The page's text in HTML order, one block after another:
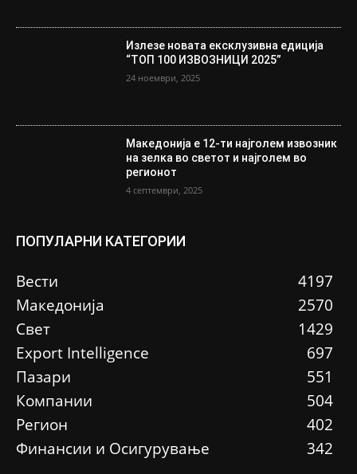
Излезе новата ексклузивна едиција
“ТОП 100 ИЗВОЗНИЦИ 2025”
24 ноември, 2025
Македонија е 12-ти најголем извозник
на зелка во светот и најголем во
регионот
4 септември, 2025
ПОПУЛАРНИ КАТЕГОРИИ
Вести
4197
Македонија
2570
Свет
1429
Еxport Intelligence
697
Пазари
551
Компании
504
Регион
402
Финансии и Осигурување
342